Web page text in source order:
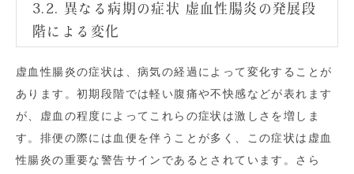
3.2. 異なる病期の症状 虚血性腸炎の発展段
階による変化
虚血性腸炎の症状は、病気の経過によって変化することが
あります。初期段階では軽い腹痛や不快感などが表れます
が、虚血の程度によってこれらの症状は激しさを増しま
す。排便の際には血便を伴うことが多く、この症状は虚血
性腸炎の重要な警告サインであるとされています。さら